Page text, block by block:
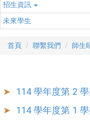
招生資訊
未來學生
首頁 聯繫我們 師生
114 學年度第 2
114 學年度第 1